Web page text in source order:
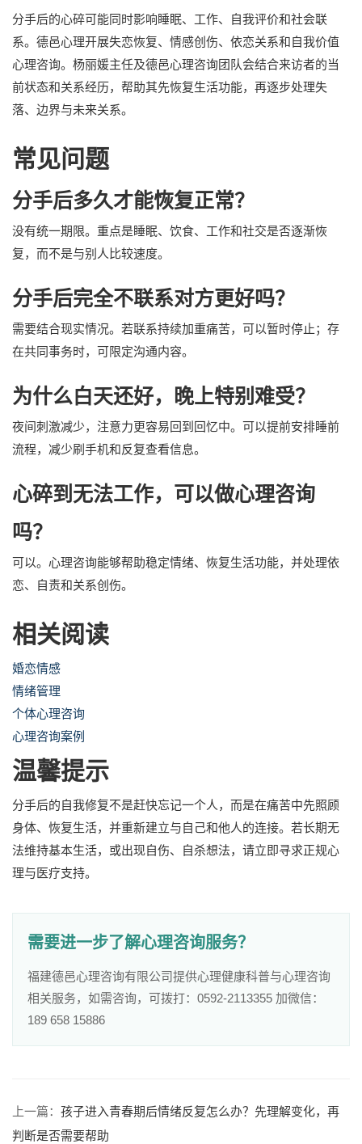
分手后的心碎可能同时影响睡眠、工作、自我评价和社会联
系。德邑心理开展失恋恢复、情感创伤、依恋关系和自我价值
心理咨询。杨丽媛主任及德邑心理咨询团队会结合来访者的当
前状态和关系经历，帮助其先恢复生活功能，再逐步处理失
落、边界与未来关系。
常见问题
分手后多久才能恢复正常？
没有统一期限。重点是睡眠、饮食、工作和社交是否逐渐恢
复，而不是与别人比较速度。
分手后完全不联系对方更好吗？
需要结合现实情况。若联系持续加重痛苦，可以暂时停止；存
在共同事务时，可限定沟通内容。
为什么白天还好，晚上特别难受？
夜间刺激减少，注意力更容易回到回忆中。可以提前安排睡前
流程，减少刷手机和反复查看信息。
心碎到无法工作，可以做心理咨询
吗？
可以。心理咨询能够帮助稳定情绪、恢复生活功能，并处理依
恋、自责和关系创伤。
相关阅读
婚恋情感
情绪管理
个体心理咨询
心理咨询案例
温馨提示
分手后的自我修复不是赶快忘记一个人，而是在痛苦中先照顾
身体、恢复生活，并重新建立与自己和他人的连接。若长期无
法维持基本生活，或出现自伤、自杀想法，请立即寻求正规心
理与医疗支持。
需要进一步了解心理咨询服务？
福建德邑心理咨询有限公司提供心理健康科普与心理咨询
相关服务，如需咨询，可拨打：0592-2113355 加微信：
189 658 15886
上一篇： 孩子进入青春期后情绪反复怎么办？先理解变化，再
判断是否需要帮助